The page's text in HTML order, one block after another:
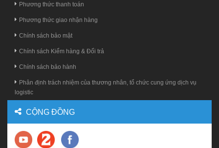
Phương thức thanh toán
Phương thức giao nhận hàng
Chính sách bảo mật
Chính sách Kiểm hàng & Đổi trả
Chính sách bảo hành
Phân định trách nhiệm của thương nhân, tổ chức cung ứng dịch vụ
logistic
CỘNG ĐỒNG